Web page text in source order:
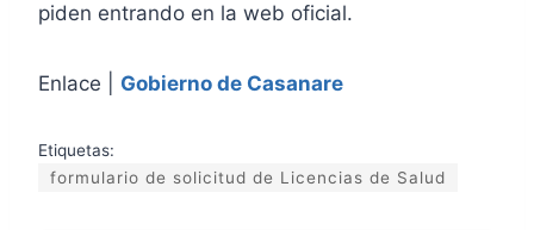
piden entrando en la web oficial.
Enlace | Gobierno de Casanare
Etiquetas:
formulario de solicitud de Licencias de Salud